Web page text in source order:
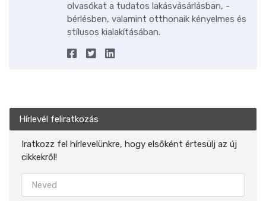
olvasókat a tudatos lakásvásárlásban, -
bérlésben, valamint otthonaik kényelmes és
stílusos kialakításában.
Hírlevél feliratkozás
Iratkozz fel hírlevelünkre, hogy elsőként értesülj az új
cikkekről!